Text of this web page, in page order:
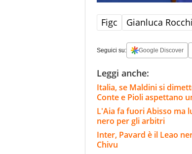
Figc Gianluca Rocchi
Seguici su: Google Discover
Leggi anche:
Italia, se Maldini si
Conte e Pioli aspettano
L'Aia fa fuori Abisso ma
nero per gli arbitri
Inter, Pavard è il Leao
Chivu